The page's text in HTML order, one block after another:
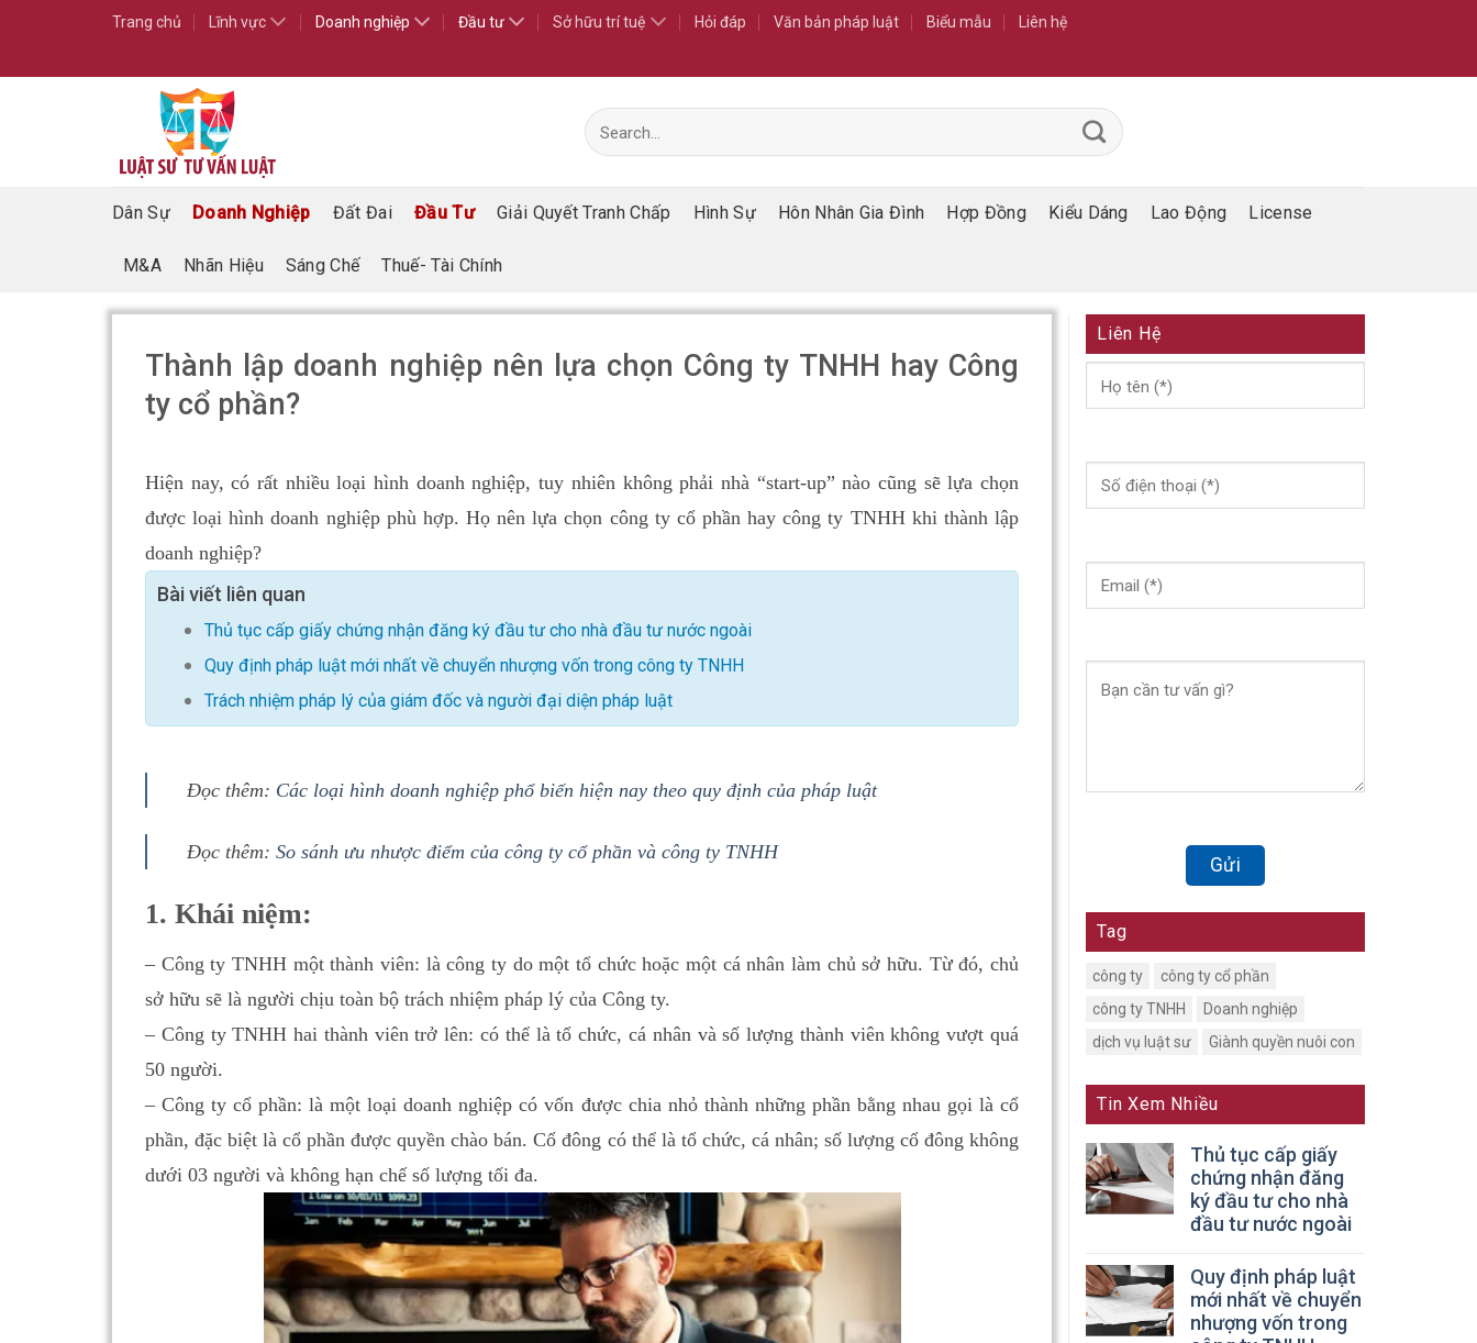
Trang chủ Lĩnh vực Doanh nghiệp Đầu tư Sở hữu trí tuệ Hỏi đáp Văn bản pháp luật Biểu mẫu Liên hệ
Dân Sự Doanh Nghiệp Đất Đai Đầu Tư Giải Quyết Tranh Chấp Hình Sự Hôn Nhân Gia Đình Hợp Đồng Kiểu Dáng Lao Động License
M&A Nhãn Hiệu Sáng Chế Thuế- Tài Chính
Thành lập doanh nghiệp nên lựa chọn Công ty TNHH hay Công
ty cổ phần?
Hiện nay, có rất nhiều loại hình doanh nghiệp, tuy nhiên không phải nhà “start-up” nào cũng sẽ lựa chọn
được loại hình doanh nghiệp phù hợp. Họ nên lựa chọn công ty cổ phần hay công ty TNHH khi thành lập
doanh nghiệp?
Bài viết liên quan
Thủ tục cấp giấy chứng nhận đăng ký đầu tư cho nhà đầu tư nước ngoài
Quy định pháp luật mới nhất về chuyển nhượng vốn trong công ty TNHH
Trách nhiệm pháp lý của giám đốc và người đại diện pháp luật
Đọc thêm: Các loại hình doanh nghiệp phổ biến hiện nay theo quy định của pháp luật
Đọc thêm: So sánh ưu nhược điểm của công ty cổ phần và công ty TNHH
1. Khái niệm:
– Công ty TNHH một thành viên: là công ty do một tổ chức hoặc một cá nhân làm chủ sở hữu. Từ đó, chủ
sở hữu sẽ là người chịu toàn bộ trách nhiệm pháp lý của Công ty.
– Công ty TNHH hai thành viên trở lên: có thể là tổ chức, cá nhân và số lượng thành viên không vượt quá
50 người.
– Công ty cổ phần: là một loại doanh nghiệp có vốn được chia nhỏ thành những phần bằng nhau gọi là cổ
phần, đặc biệt là cổ phần được quyền chào bán. Cổ đông có thể là tổ chức, cá nhân; số lượng cổ đông không
dưới 03 người và không hạn chế số lượng tối đa.
Liên Hệ
Tag
công ty
công ty cổ phần
công ty TNHH
Doanh nghiệp
dịch vụ luật sư
Giành quyền nuôi con
Tin Xem Nhiều
Thủ tục cấp giấy
chứng nhận đăng
ký đầu tư cho nhà
đầu tư nước ngoài
Quy định pháp luật
mới nhất về chuyển
nhượng vốn trong